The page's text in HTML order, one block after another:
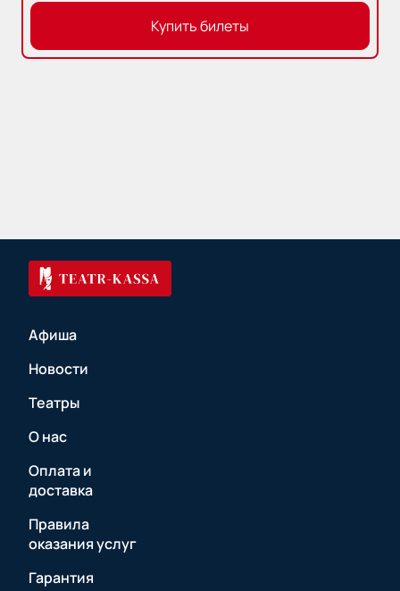
Купить билеты
Афиша
Новости
Театры
О нас
Оплата и
доставка
Правила
оказания услуг
Гарантия